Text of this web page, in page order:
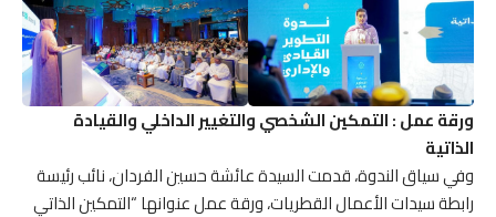
ورقة عمل : التمكين الشخصي والتغيير الداخلي والقيادة
الذاتية
وفي سياق الندوة، قدمت السيدة عائشة حسين الفردان، نائب رئيسة
رابطة سيدات الأعمال القطريات، ورقة عمل عنوانها “التمكين الذاتي